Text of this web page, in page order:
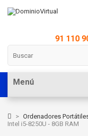
91 110
Menú
> Ordenadores
Intel i5-8250U - 8GB RAM